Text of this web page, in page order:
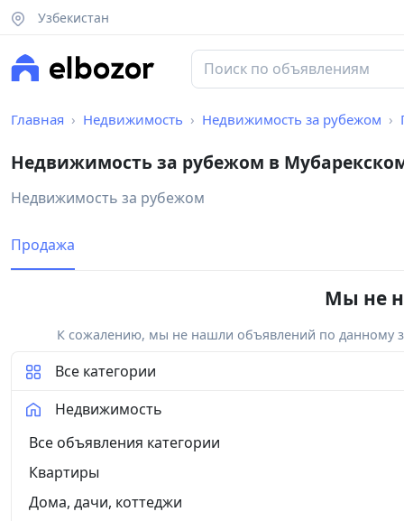
Узбекистан
Главная Недвижимость Недвижимость за рубежом
Недвижимость за рубежом в
Недвижимость за рубежом
Продажа
Мы не
К сожалению, мы не нашли объявлений по данному
Все категории
Недвижимость
Все объявления категории
Квартиры
Дома, дачи, коттеджи